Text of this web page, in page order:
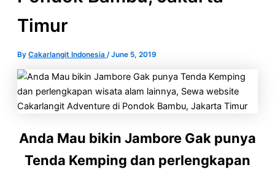
Timur
By Cakarlangit Indonesia /June 5, 2019
Anda Mau bikin Jambore Gak punya
Tenda Kemping dan perlengkapan